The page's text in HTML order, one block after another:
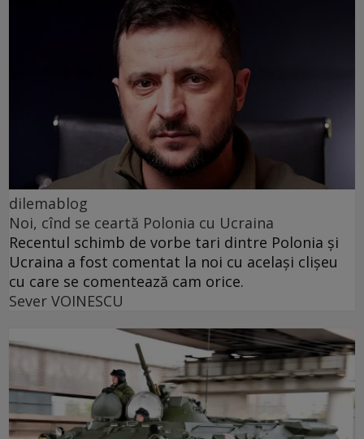
dilemablog
Noi, cînd se ceartă Polonia cu Ucraina
Recentul schimb de vorbe tari dintre Polonia și
Ucraina a fost comentat la noi cu același clișeu
cu care se comentează cam orice.
Sever VOINESCU